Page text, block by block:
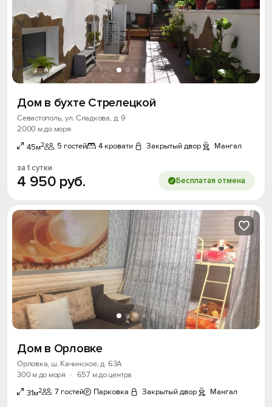
Дом в бухте Стрелецкой
Севастополь, ул. Сладкова, д. 9
2000 м до моря
45м2 5 гостей 4 кровати Закрытый двор Мангал
за 1 сутки
4 950 руб. Бесплатая отмена
Дом в Орловке
Орловка, ш. Качинское, д. 63А
300 м до моря
· 657 м до центра
31м2 7 гостей Парковка Закрытый двор Мангал
Скидка −5%
Хочешь дешевле? Оставь почту и получи
промокод на первое бронирование!
Получить промокод
Вход на сайт
Войти
Войти с помощью